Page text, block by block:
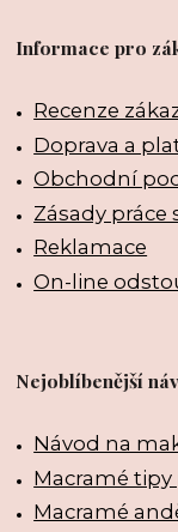
Informace pro
Recenze
Doprava a
Obchodní
Zásady práce
Reklamace
On-line
Nejoblíbenější
Návod na
Macramé
Macramé